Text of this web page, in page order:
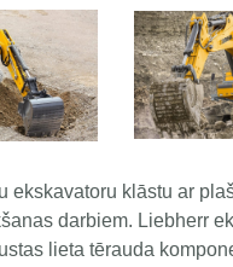
klāstu ar
darbiem. Liebherr
lieta tērauda